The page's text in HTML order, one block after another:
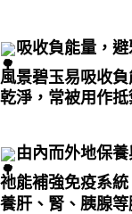
吸收負能量，
風景碧玉易吸收
乾淨，常被用作
由內而外地保
祂能補強免疫系
養肝、腎、胰腺